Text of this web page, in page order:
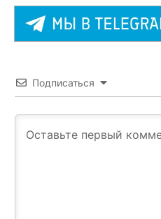
Подписаться